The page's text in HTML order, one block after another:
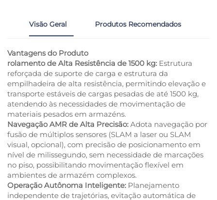
Visão Geral Produtos Recomendados
Vantagens do Produto
rolamento de Alta Resistência de 1500 kg: Estrutura
reforçada de suporte de carga e estrutura da
empilhadeira de alta resistência, permitindo elevação e
transporte estáveis de cargas pesadas de até 1500 kg,
atendendo às necessidades de movimentação de
materiais pesados em armazéns.
Navegação AMR de Alta Precisão: Adota navegação por
fusão de múltiplos sensores (SLAM a laser ou SLAM
visual, opcional), com precisão de posicionamento em
nível de milissegundo, sem necessidade de marcações
no piso, possibilitando movimentação flexível em
ambientes de armazém complexos.
Operação Autônoma Inteligente: Planejamento
independente de trajetórias, evitação automática de